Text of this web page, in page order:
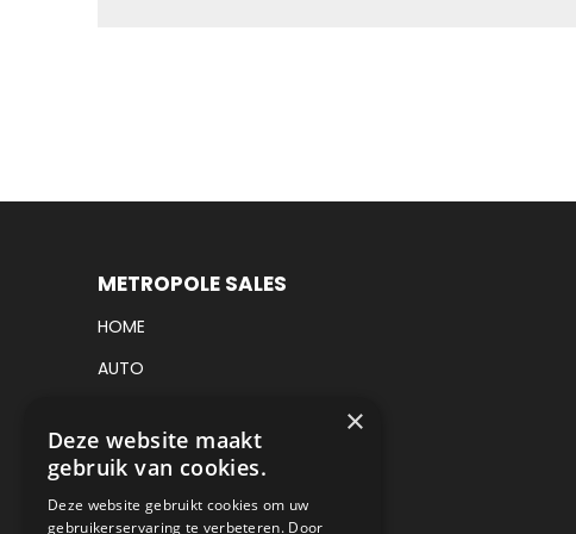
METROPOLE SALES
HOME
AUTO
VERKOCHT
×
Deze website maakt
gebruik van cookies.
Deze website gebruikt cookies om uw
gebruikerservaring te verbeteren. Door